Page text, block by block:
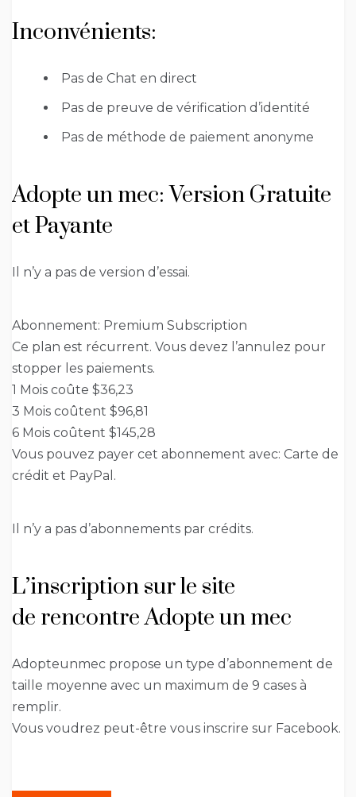
Inconvénients:
Pas de Chat en direct
Pas de preuve de vérification d’identité
Pas de méthode de paiement anonyme
Adopte un mec: Version Gratuite
et Payante
Il n’y a pas de version d’essai.
Abonnement: Premium Subscription
Ce plan est récurrent. Vous devez l’annulez pour
stopper les paiements.
1 Mois coûte $36,23
3 Mois coûtent $96,81
6 Mois coûtent $145,28
Vous pouvez payer cet abonnement avec: Carte de
crédit et PayPal.
Il n’y a pas d’abonnements par crédits.
L’inscription sur le site
de rencontre Adopte un mec
Adopteunmec propose un type d’abonnement de
taille moyenne avec un maximum de 9 cases à
remplir.
Vous voudrez peut-être vous inscrire sur Facebook.